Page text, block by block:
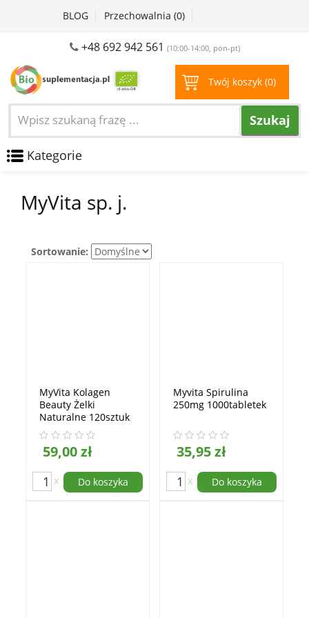
BLOG Przechowalnia (0)
+48 692 942 561 (10:00-14:00, pon-pt)
Twój koszyk (0)
Szukaj
Kategorie
MyVita sp. j.
Sortowanie:
MyVita Kolagen
Beauty Żelki
Naturalne 120sztuk
59,00 zł
x Do koszyka
Myvita Spirulina
250mg 1000tabletek
35,95 zł
x Do koszyka